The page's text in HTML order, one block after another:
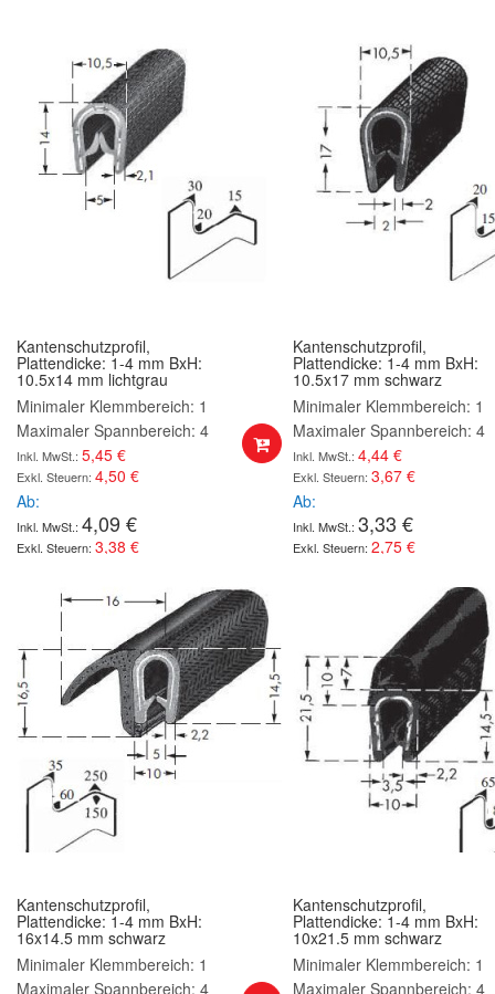
Kantenschutzprofil,
Plattendicke: 1-4 mm BxH:
10.5x14 mm lichtgrau
Minimaler Klemmbereich: 1
Maximaler Spannbereich: 4
5,45 €
4,50 €
Ab
4,09 €
3,38 €
Kantenschutzprofil,
Plattendicke: 1-4 mm BxH:
10.5x17 mm schwarz
Minimaler Klemmbereich: 1
Maximaler Spannbereich: 4
4,44 €
3,67 €
Ab
3,33 €
2,75 €
Kantenschutzprofil,
Plattendicke: 1-4 mm BxH:
16x14.5 mm schwarz
Minimaler Klemmbereich: 1
Maximaler Spannbereich: 4
Kantenschutzprofil,
Plattendicke: 1-4 mm BxH:
10x21.5 mm schwarz
Minimaler Klemmbereich: 1
Maximaler Spannbereich: 4